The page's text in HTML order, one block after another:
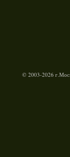
© 2003-2026